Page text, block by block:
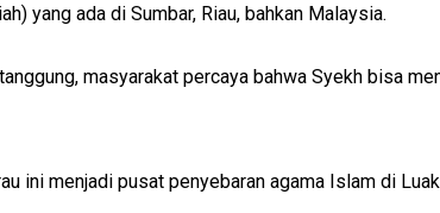
yang ada di Sumbar, Riau, bahkan Malaysia.
masyarakat percaya bahwa Syekh bisa
ini menjadi pusat penyebaran agama Islam di